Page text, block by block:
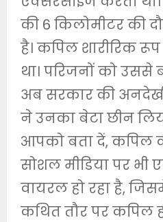
की 6 किलोमीटर की
है। कपिल शारीरिक
था। परिजनों को उससे
अब सरकार की
ने उनका बेटा छीन
आपको बता दें, कपिल
सोशल मीडिया पर भी
वायरल हो रहा है,
कथित तौर पर कपिल